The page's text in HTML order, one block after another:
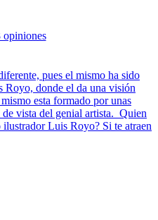
opiniones
pues el mismo ha sido
Royo, donde el da una visión
esta formado por unas
vista del genial artista. Quien
Luis Royo? Si te atraen